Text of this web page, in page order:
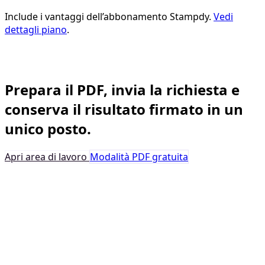
Include i vantaggi dell’abbonamento Stampdy. Vedi
dettagli piano.
Prepara il PDF, invia la richiesta e
conserva il risultato firmato in un
unico posto.
Apri area di lavoro Modalità PDF gratuita